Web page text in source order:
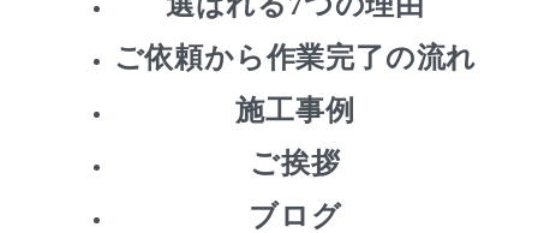
ご依頼から作業完了の流れ
施工事例
ご挨拶
ブログ